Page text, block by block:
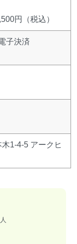
円（税込）
子決済
1-4-5 アークヒ